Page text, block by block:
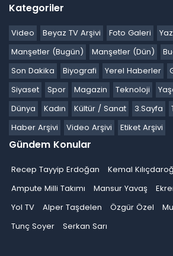
Kategoriler
Video Beyaz TV Arşivi Foto Galeri
Manşetler (Bugün)
Manşetler (Dün)
Son Dakika
Biyografi Yerel Haberler
Siyaset
Spor Magazin Teknoloji
Dünya
Kadın Kültür / Sanat 3.Sayfa
Haber Arşivi
Video Arşivi Etiket Arşivi
Gündem Konular
Recep Tayyip Erdoğan Kemal
Ampute Milli Takımı
Mansur Yavaş
Yol TV
Alper Taşdelen Özgür Özel
Tunç Soyer
Serkan Sarı